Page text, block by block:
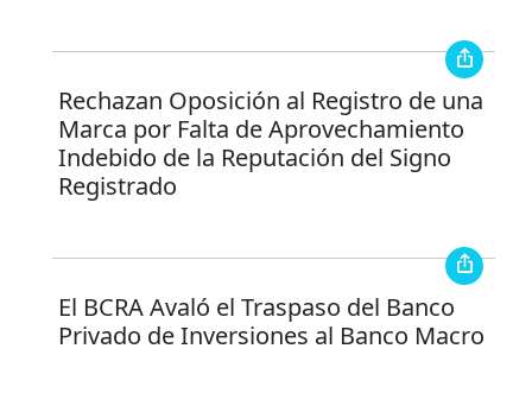
Rechazan Oposición al Registro de una
Marca por Falta de Aprovechamiento
Indebido de la Reputación del Signo
Registrado
El BCRA Avaló el Traspaso del Banco
Privado de Inversiones al Banco Macro